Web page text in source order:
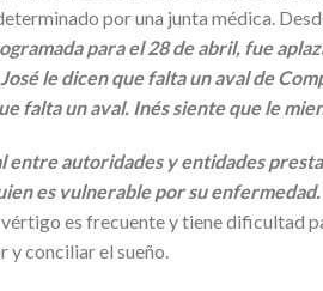
por una junta médica.
para el 28 de abril, fue
le dicen que falta un aval de
falta un aval. Inés siente que le
entre autoridades y entidades
es vulnerable por su enfermedad.
es frecuente y tiene dificultad
y conciliar el sueño.